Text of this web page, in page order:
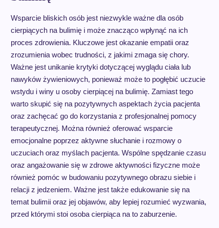
Wsparcie bliskich osób jest niezwykle ważne dla osób
cierpiących na bulimię i może znacząco wpłynąć na ich
proces zdrowienia. Kluczowe jest okazanie empatii oraz
zrozumienia wobec trudności, z jakimi zmaga się chory.
Ważne jest unikanie krytyki dotyczącej wyglądu ciała lub
nawyków żywieniowych, ponieważ może to pogłębić uczucie
wstydu i winy u osoby cierpiącej na bulimię. Zamiast tego
warto skupić się na pozytywnych aspektach życia pacjenta
oraz zachęcać go do korzystania z profesjonalnej pomocy
terapeutycznej. Można również oferować wsparcie
emocjonalne poprzez aktywne słuchanie i rozmowy o
uczuciach oraz myślach pacjenta. Wspólne spędzanie czasu
oraz angażowanie się w zdrowe aktywności fizyczne może
również pomóc w budowaniu pozytywnego obrazu siebie i
relacji z jedzeniem. Ważne jest także edukowanie się na
temat bulimii oraz jej objawów, aby lepiej rozumieć wyzwania,
przed którymi stoi osoba cierpiąca na to zaburzenie.